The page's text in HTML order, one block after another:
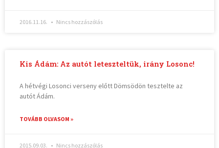
2016.11.16. Nincs hozzászólás
Kis Ádám: Az autót leteszteltük, irány Losonc!
A hétvégi Losonci verseny előtt Dömsödön tesztelte az
autót Ádám.
TOVÁBB OLVASOM »
2015.09.03. Nincs hozzászólás